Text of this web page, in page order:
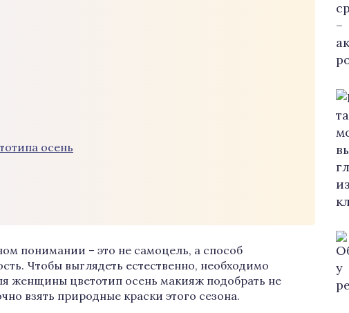
осень
понимании – это не самоцель, а способ
Чтобы выглядеть естественно, необходимо
женщины цветотип осень макияж подобрать не
взять природные краски этого сезона.